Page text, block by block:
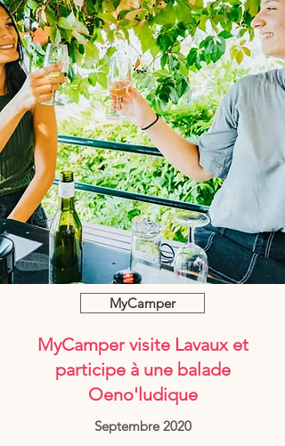
MyCamper
MyCamper visite Lavaux et
participe à une balade
Oeno'ludique
Septembre 2020